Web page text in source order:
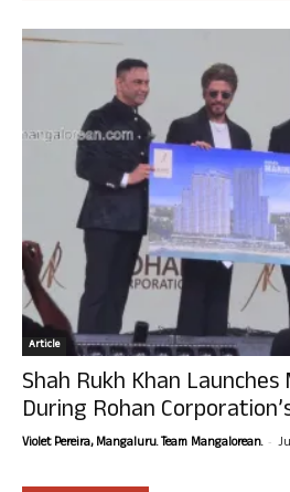
Article
Shah Rukh Khan
During Rohan
Violet Pereira, Mangaluru. Team Mangalorean. -